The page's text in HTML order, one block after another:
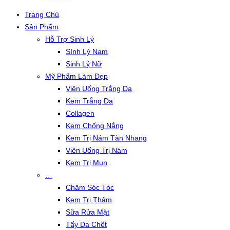
Trang Chủ
Sản Phẩm
Hỗ Trợ Sinh Lý
SInh Lý Nam
Sinh Lý Nữ
Mỹ Phẩm Làm Đẹp
Viên Uống Trắng Da
Kem Trắng Da
Collagen
Kem Chống Nắng
Kem Trị Nám Tàn Nhang
Viên Uống Trị Nám
Kem Trị Mụn
Chăm Sóc Tóc
Kem Trị Thâm
Sữa Rửa Mặt
Tẩy Da Chết